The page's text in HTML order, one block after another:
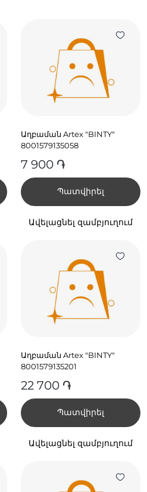
Աղբաման Artex "BINTY"
8001579135058
7 900 ֏
Պատվիրել
Ավելացնել զամբյուղում
Աղբաման Artex "BINTY"
8001579135201
22 700 ֏
Պատվիրել
Ավելացնել զամբյուղում